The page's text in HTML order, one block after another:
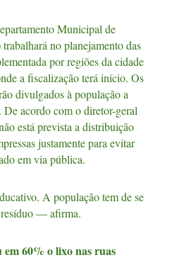
Municipal de
no planejamento das
por regiões da cidade
a fiscalização terá início. Os
divulgados à população a
acordo com o diretor-geral
está prevista a distribuição
justamente para evitar
em via pública.
A população tem de se
resíduo — afirma.
60% o lixo nas ruas